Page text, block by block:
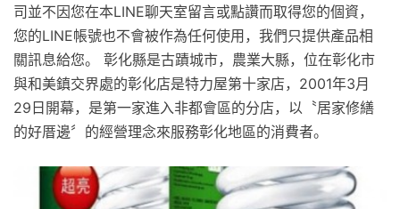
司並不因您在本LINE聊天室留言或點讚而取得您的個資，
您的LINE帳號也不會被作為任何使用，我們只提供產品相
關訊息給您。 彰化縣是古蹟城市，農業大縣，位在彰化市
與和美鎮交界處的彰化店是特力屋第十家店，2001年3月
29日開幕，是第一家進入非都會區的分店，以〝居家修繕
的好厝邊〞的經營理念來服務彰化地區的消費者。